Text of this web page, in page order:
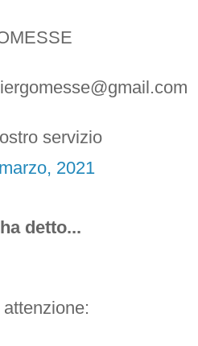
servizio
2021
ha detto...